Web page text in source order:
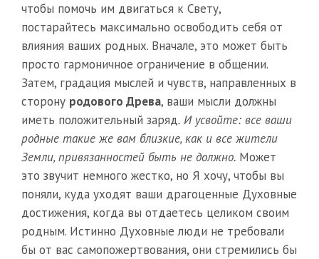
чтобы помочь им двигаться к Свету,
постарайтесь максимально освободить себя от
влияния ваших родных. Вначале, это может быть
просто гармоничное ограничение в общении.
Затем, градация мыслей и чувств, направленных в
сторону родового Древа, ваши мысли должны
иметь положительный заряд. И усвойте: все ваши
родные такие же вам близкие, как и все жители
Земли, привязанностей быть не должно. Может
это звучит немного жестко, но Я хочу, чтобы вы
поняли, куда уходят ваши драгоценные Духовные
достижения, когда вы отдаетесь целиком своим
родным. Истинно Духовные люди не требовали
бы от вас самопожертвования, они стремились бы